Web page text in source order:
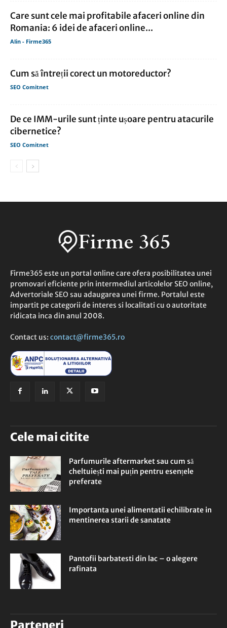
Care sunt cele mai profitabile afaceri online din
Romania: 6 idei de afaceri online...
Alin - Firme365
Cum să întreții corect un motoreductor?
SEO Comitnet
De ce IMM-urile sunt ținte ușoare pentru atacurile
cibernetice?
SEO Comitnet
Firme365 este un portal online care ofera posibilitatea unei
promovari eficiente prin intermediul articolelor SEO online,
Advertoriale SEO sau adaugarea unei firme. Portalul este
impartit pe categorii de interes si localitati cu o autoritate
ridicata inca din anul 2008.
Contact us: contact@firme365.ro
Cele mai citite
Parfumurile aftermarket sau cum să
cheltuiești mai puțin pentru esențele
preferate
Importanta unei alimentatii echilibrate in
mentinerea starii de sanatate
Pantofii barbatesti din lac – o alegere
rafinata
Parteneri